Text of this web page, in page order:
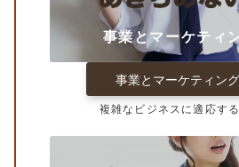
事業とマーケティ
事業とマーケティン
複雑なビジネスに適応す